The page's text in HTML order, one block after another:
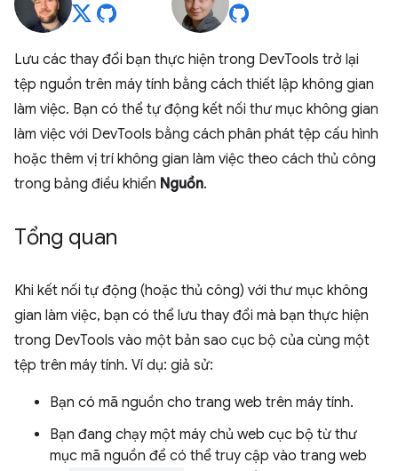
Lưu các thay đổi bạn thực hiện trong DevTools trở lại
tệp nguồn trên máy tính bằng cách thiết lập không gian
làm việc. Bạn có thể tự động kết nối thư mục không gian
làm việc với DevTools bằng cách phân phát tệp cấu hình
hoặc thêm vị trí không gian làm việc theo cách thủ công
trong bảng điều khiển Nguồn.
Tổng quan
Khi kết nối tự động (hoặc thủ công) với thư mục không
gian làm việc, bạn có thể lưu thay đổi mà bạn thực hiện
trong DevTools vào một bản sao cục bộ của cùng một
tệp trên máy tính. Ví dụ: giả sử:
Bạn có mã nguồn cho trang web trên máy tính.
Bạn đang chạy một máy chủ web cục bộ từ thư
mục mã nguồn để có thể truy cập vào trang web